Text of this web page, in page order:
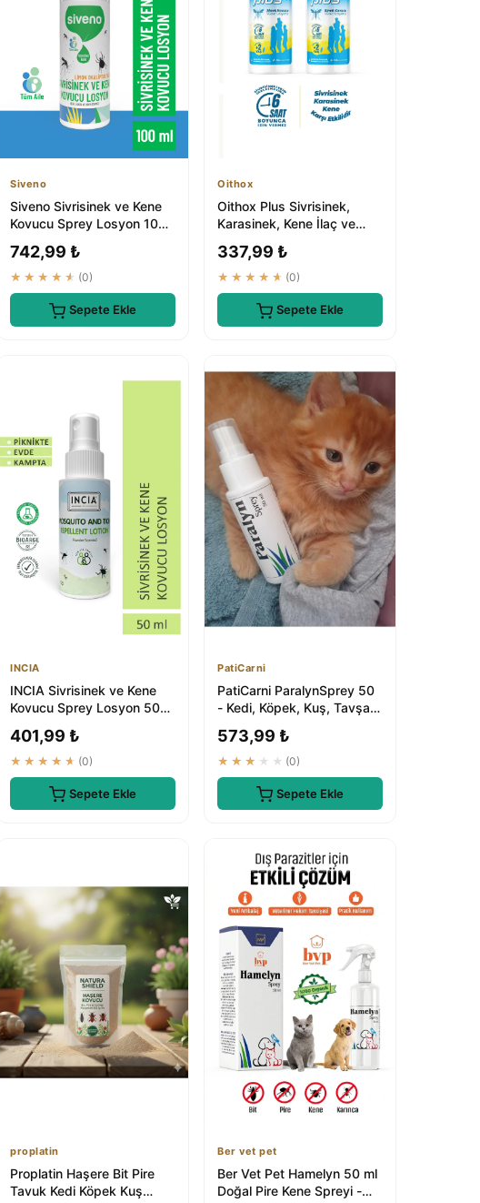
Siveno
Siveno Sivrisinek ve Kene
Kovucu Sprey Losyon 100
742,99 ₺
★★★★★ (0)
Sepete Ekle
Oithox
Oithox Plus Sivrisinek,
Karasinek, Kene İlaç ve
Adet
337,99 ₺
★★★★★ (0)
Sepete Ekle
INCIA
INCIA Sivrisinek ve Kene
Kovucu Sprey Losyon 50
Vücut İçin
401,99 ₺
★★★★★ (0)
Sepete Ekle
PatiCarni
PatiCarni ParalynSprey 50
- Kedi, Köpek, Kuş, Tavşan,
573,99 ₺
★★★★★ (0)
Sepete Ekle
proplatin
Proplatin Haşere Bit Pire
Tavuk Kedi Köpek Kuş
Ber vet pet
Ber Vet Pet Hamelyn 50 ml
Doğal Pire Kene Spreyi -